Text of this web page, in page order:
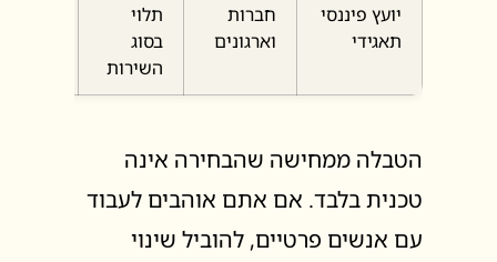
יועץ פיננסי
תאגידי
חברות
וארגונים
תלוי
בסוג
השירות
הטבלה ממחישה שהבחירה אינה
טכנית בלבד. אם אתם אוהבים לעבוד
עם אנשים פרטיים, להוביל שינוי